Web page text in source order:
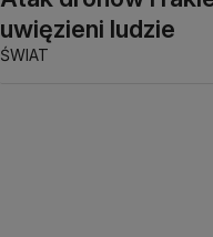
uwięzieni ludzie
ŚWIAT